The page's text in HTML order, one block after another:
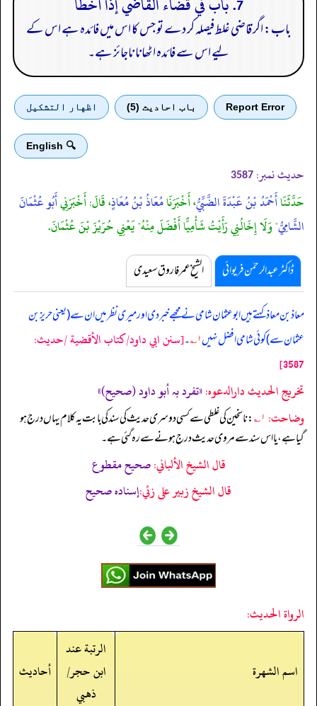
باب: اگر قاضی غلط فیصلہ کر دے تو جس کا اس میں فائدہ ہے اس کے
لیے اس سے فائدہ اٹھانا ناجائز ہے۔
Report Error باب احادیث (5) اظهار التشكيل
🔍 English
حدیث نمبر: 3587
حَدَّثَنَاأَحْمَدُ بْنُ عَبْدَةَ الضَّبِّيُّ، أَخْبَرَنَامُعَاذُ بْنُ مُعَاذٍ، قَالَ: أَخْبَرَنِيأَبُو عُثْمَانَ
الشَّامِيُّ" وَلَا إِخَالُنِي رَأَيْتُ شَأْمِيًّا أَفْضَلَ مِنْهُ" يَعْنِي حُرَيْزَ بْنَ عُثْمَانَ.
ڈاکٹر عبدالرحمٰن فریوائی الشیخ عمر فاروق سعیدی
معاذ بن معاذ کہتے ہیںابوعثمان شامی نے مجھے خبر دی اور میری نظر میں ان سے (یعنی حریز بن
عثمان سے) کوئی شامی افضل نہیں۱؎ ۔[سنن ابي داود/كتاب الأقضية /حدیث:
3587]
تخریج الحدیث دارالدعوہ:«‏‏‏‏تفرد بہ أبو داود (صحیح)»
وضاحت: ۱؎ : ناسخین کی غلطی سے کسی دوسری حدیث کی سند کی بابت یہ کلام یہاں درج ہو
گیا ہے، یا اس سند سے مروی حدیث درج ہونے سے رہ گئی ہے۔
قال الشيخ الألباني:صحيح مقطوع
قال الشيخ زبير على زئي:إسناده صحيح
الرواة الحديث:
اسم الشهرة
الرتبة عند
ابن حجر/
ذهبي
أحاديث